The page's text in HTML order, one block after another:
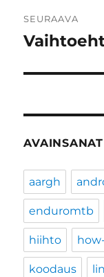
SEURAAVA
Seuraava
AVAINSANAT
aargh
enduromtb
hiihto
koodaus